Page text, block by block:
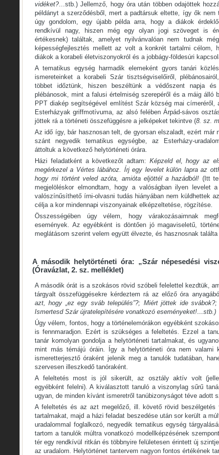
vidéket?…stb.) Jellemző, hogy óra után többen odajöttek
példányt a szerződésből, mert a padtársuk eltette, így ők nem
úgy gondolom, egy újabb példa arra, hogy a diákok
rendkívül nagy, hiszen még egy olyan jogi szöveget is
értékesnek) találtak, amelyet nyilvánvalóan nem tudnak
képességfejlesztés mellett az volt a konkrét tartalmi célom,
diákok a korabeli életviszonyokról és a jobbágy-földesúri
A tematikus egység harmadik elemeként gyors tanári
ismereteinket a korabeli Szár tisztségviselőiről,
többet időztünk, hiszen beszéltünk a védőszent napja
plébánosok, mint a falusi értelmiség szerepéről és a máig álló
PPT diakép segítségével említést Szár község mai címeréről,
Esterházyak griffmotívuma, az alsó felében Árpád-sávos
jöttek rá a történeti összefüggésre a jelképeket tekintve (8. sz.
Az idő így, bár hasznosan telt, de gyorsan elszaladt, ezért már
szánt negyedik tematikus egységbe, az Esterházy-
áttoltuk a következő helytörténeti órára.
Házi feladatként a következőt adtam: Képzeld el, hogy az
megérkezel a Vértes lábához. Írj egy levelet külön lapra az
hogy mi történt veled azóta, amióta eljöttél a hazádból! (Itt
megjelöléskor elmondtam, hogy a valóságban ilyen levelet
valószínűsíthető írni-olvasni tudás hiányában nem küldhettek
célja a kor mindennapi viszonyainak elképzeltetése, rögzítése.
Összességében úgy vélem, hogy várakozásaimnak
események. Az egyébként is döntően jó magaviseletű,
meglátásom szerint velem együtt élvezte, és hasznosnak találta
A második helytörténeti óra: „Szár népesedési
(Óravázlat, 2. sz. melléklet)
A második órát is a szokásos rövid szóbeli felelettel kezdtük,
tárgyalt összefüggésekre kérdeztem rá az előző óra
azt, hogy „ez egy sváb település”?; Miért jöttek ide
Ismertesd Szár újratelepítésére vonatkozó eseményeket!…stb.)
Úgy vélem, fontos, hogy a történelemórákon egyébként
is fennmaradjon. Ezért is szükséges a feleltetés. Ezzel a
tanár komolyan gondolja a helytörténeti tartalmakat, és
mint más témájú óráin. Így a helytörténeti óra nem valami
ismeretterjesztő óraként jelenik meg a tanulók tudatában,
szervesen illeszkedő tanóraként.
A feleltetés most is jól sikerült, az osztály aktív volt
egyébként felelni). A kiválasztott tanuló a viszonylag sűrű
ugyan, de minden kívánt ismeretről tanúbizonyságot téve adott
A feleltetés és az azt megelőző, ill. követő rövid beszélgetés
tartalmakat, majd a házi feladat beszedése után sor került a
uradalommal foglalkozó, negyedik tematikus egység
tartom a tanulók múltra vonatkozó modellképzésének
tér egy rendkívül ritkán és többnyire felületesen érintett új
az uradalom. Helytörténet tantervem nagyon fontos értékének